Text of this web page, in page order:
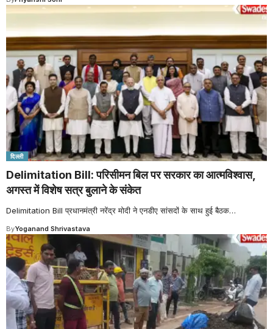
दिल्ली
Delimitation Bill: परिसीमन बिल पर सरकार का आत्मविश्वास,
अगस्त में विशेष सत्र बुलाने के संकेत
Delimitation Bill प्रधानमंत्री नरेंद्र मोदी ने एनडीए सांसदों के साथ हुई बैठक…
ByYoganand Shrivastava